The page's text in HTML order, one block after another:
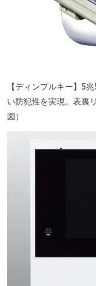
【ディンプルキー】5
い防犯性を実現。表裏
図）